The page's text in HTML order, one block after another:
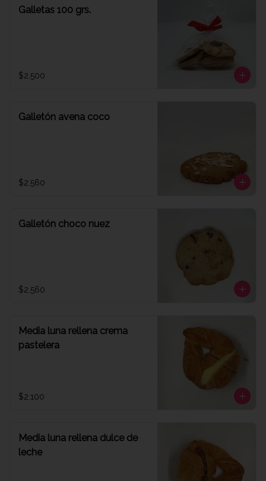
Galletas 100 grs.
$2.500
Galletón avena coco
$2.560
Galletón choco nuez
$2.560
Media luna rellena crema
pastelera
$2.100
Media luna rellena dulce de
leche